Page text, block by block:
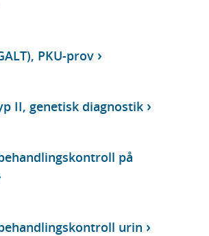
PKU-prov
II, genetisk diagnostik
på
urin